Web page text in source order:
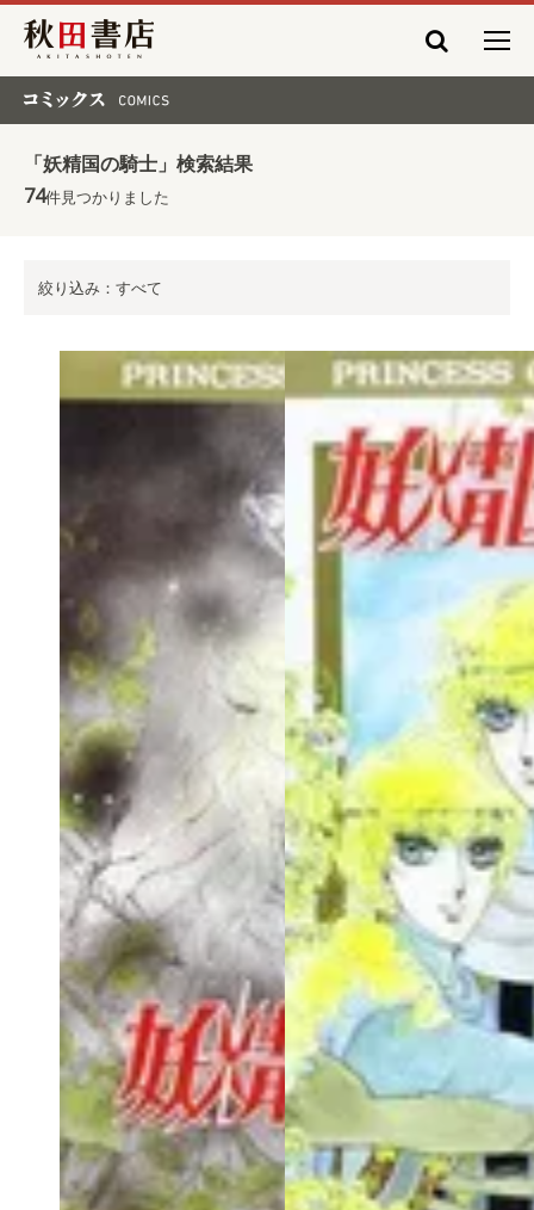
秋田書店
「妖精国の騎士」検索結果
74件見つかりました
絞り込み：すべて